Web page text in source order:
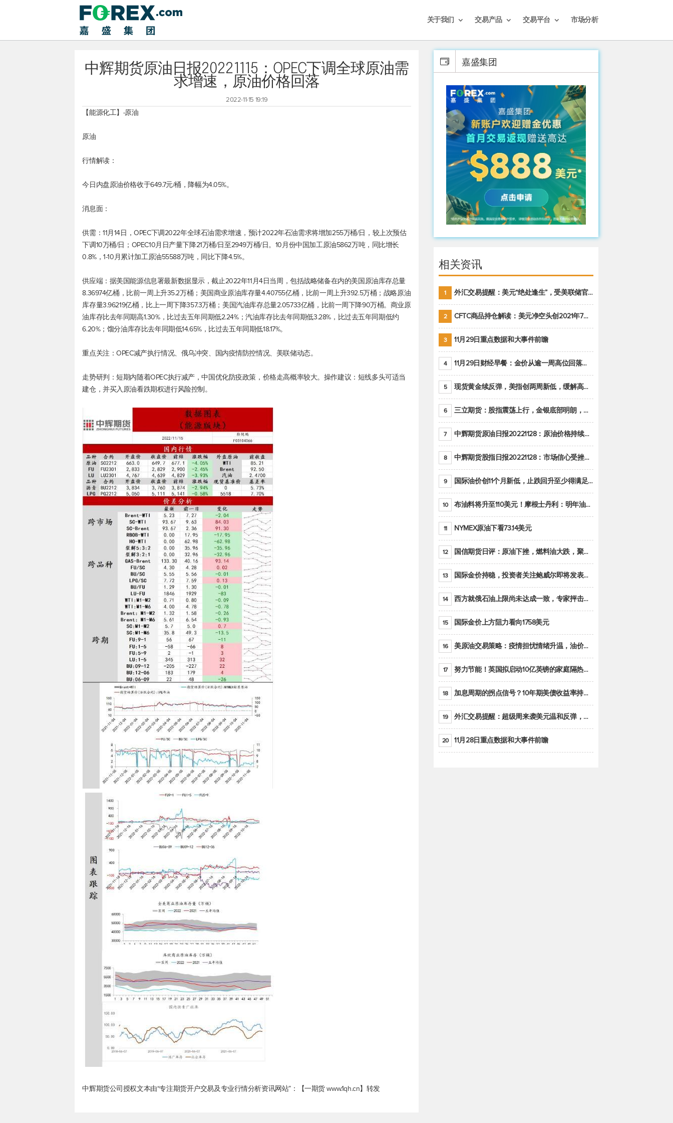
关于我们 交易产品 交易平台 市场分析
中辉期货原油日报20221115：OPEC下调全球原油需
求增速，原油价格回落
2022-11-15 19:19
【能源化工】-原油
原油
行情解读：
今日内盘原油价格收于649.7元/桶，降幅为4.05%。
消息面：
供需：11月14日，OPEC下调2022年全球石油需求增速，预计2022年石油需求将增加255万桶/日，较上次预估
下调10万桶/日；OPEC10月日产量下降21万桶/日至2949万桶/日。10月份中国加工原油5862万吨，同比增长
0.8%，1-10月累计加工原油55588万吨，同比下降4.5%。
供应端：据美国能源信息署最新数据显示，截止2022年11月4日当周，包括战略储备在内的美国原油库存总量
8.36974亿桶，比前一周上升35.2万桶；美国商业原油库存量4.40755亿桶，比前一周上升392.5万桶；战略原油
库存量3.96219亿桶，比上一周下降357.3万桶；美国汽油库存总量2.05733亿桶，比前一周下降90万桶。商业原
油库存比去年同期高1.30%，比过去五年同期低2.24%；汽油库存比去年同期低3.28%，比过去五年同期低约
6.20%；馏分油库存比去年同期低14.65%，比过去五年同期低18.17%。
重点关注：OPEC减产执行情况、俄乌冲突、国内疫情防控情况、美联储动态。
走势研判：短期内随着OPEC执行减产，中国优化防疫政策，价格走高概率较大。操作建议：短线多头可适当
建仓，并买入原油看跌期权进行风险控制。
中辉期货公司授权文本由“专注期货开户交易及专业行情分析资讯网站”：【一期货 www.1qh.cn】转发
嘉盛集团
相关资讯
1 外汇交易提醒：美元“绝处逢生”，受美联储官员鹰派讲话支撑
2 CFTC商品持仓解读：美元净空头创2021年7月以来最大，黄金期货投机性净多头头寸减少
3 11月29日重点数据和大事件前瞻
4 11月29日财经早餐：金价从逾一周高位回落，美联储官员重申鹰派立场推动美元回升
5 现货黄金续反弹，美指创两周新低，缓解高通胀美国须治本
6 三立期货：股指震荡上行，金银底部明朗，原油偏弱走势(20221128收评)
7 中辉期货原油日报20221128：原油价格持续下降，市场关注OPEC+新一轮产能政策
8 中辉期货股指日报20221128：市场信心受挫，股指全线回调
9 国际油价创11个月新低，止跌回升至少得满足二大条件之一
10 布油料将升至110美元！摩根士丹利：明年油市面临七大不确定性
11 NYMEX原油下看73.14美元
12 国信期货日评：原油下挫，燃料油大跌，聚烯烃谨慎回调
13 国际金价持稳，投资者关注鲍威尔即将发表的讲话
14 西方就俄石油上限尚未达成一致，专家抨击限价是无用功
15 国际金价上方阻力看向1758美元
16 美原油交易策略：疫情担忧情绪升温，油价跌创年内新低
17 努力节能！英国拟启动10亿英镑的家庭隔热工程 减少能源消耗
18 加息周期的拐点信号？10年期美债收益率持续低于联邦基金利率目标区间
19 外汇交易提醒：超级周来袭美元温和反弹，警惕筑底可能性
20 11月28日重点数据和大事件前瞻